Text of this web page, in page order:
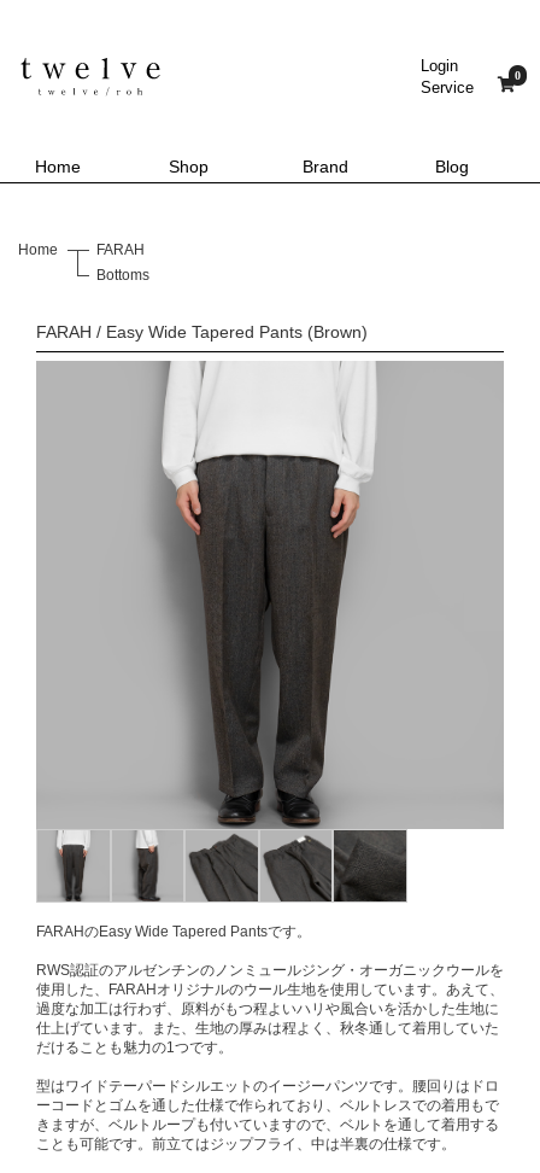
Login
Service
0
Home Shop Brand Blog
Home
FARAH
Bottoms
FARAH / Easy Wide Tapered Pants (Brown)
FARAHのEasy Wide Tapered Pantsです。
RWS認証のアルゼンチンのノンミュールジング・オーガニックウールを
使用した、FARAHオリジナルのウール生地を使用しています。あえて、
過度な加工は行わず、原料がもつ程よいハリや風合いを活かした生地に
仕上げています。また、生地の厚みは程よく、秋冬通して着用していた
だけることも魅力の1つです。
型はワイドテーパードシルエットのイージーパンツです。腰回りはドロ
ーコードとゴムを通した仕様で作られており、ベルトレスでの着用もで
きますが、ベルトループも付いていますので、ベルトを通して着用する
ことも可能です。前立てはジップフライ、中は半裏の仕様です。